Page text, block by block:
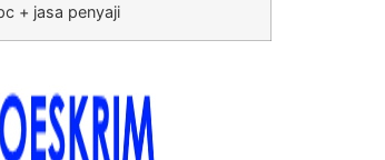
+ jasa penyaji